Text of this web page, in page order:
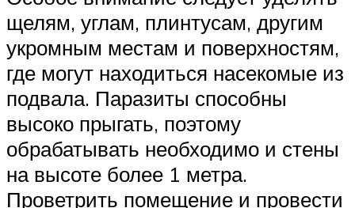
щелям, углам, плинтусам, другим
укромным местам и поверхностям,
где могут находиться насекомые из
подвала. Паразиты способны
высоко прыгать, поэтому
обрабатывать необходимо и стены
на высоте более 1 метра.
Проветрить помещение и провести